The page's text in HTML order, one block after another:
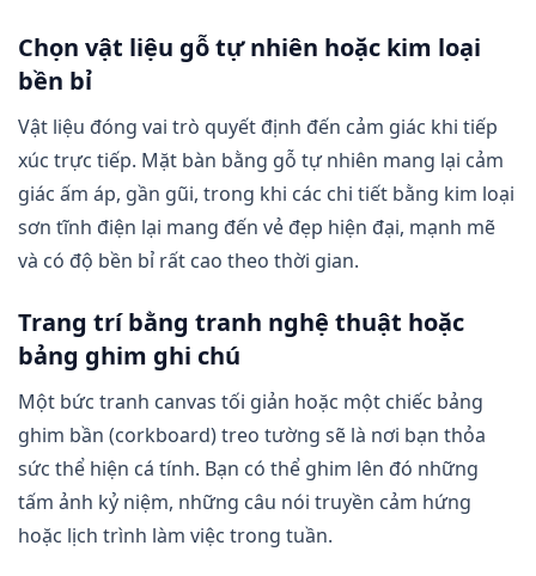
Chọn vật liệu gỗ tự nhiên hoặc kim loại
bền bỉ
Vật liệu đóng vai trò quyết định đến cảm giác khi tiếp
xúc trực tiếp. Mặt bàn bằng gỗ tự nhiên mang lại cảm
giác ấm áp, gần gũi, trong khi các chi tiết bằng kim loại
sơn tĩnh điện lại mang đến vẻ đẹp hiện đại, mạnh mẽ
và có độ bền bỉ rất cao theo thời gian.
Trang trí bằng tranh nghệ thuật hoặc
bảng ghim ghi chú
Một bức tranh canvas tối giản hoặc một chiếc bảng
ghim bần (corkboard) treo tường sẽ là nơi bạn thỏa
sức thể hiện cá tính. Bạn có thể ghim lên đó những
tấm ảnh kỷ niệm, những câu nói truyền cảm hứng
hoặc lịch trình làm việc trong tuần.